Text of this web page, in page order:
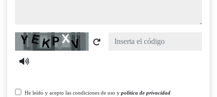
Captcha
He leído y acepto las condiciones de uso y política de privacidad